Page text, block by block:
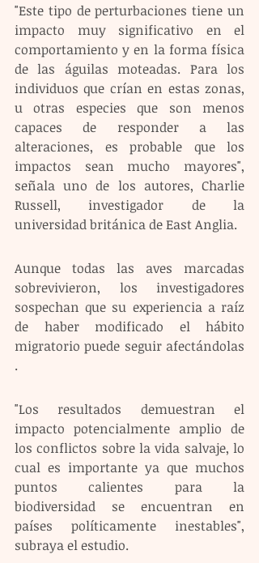
"Este tipo de perturbaciones tiene un
impacto muy significativo en el
comportamiento y en la forma física
de las águilas moteadas. Para los
individuos que crían en estas zonas,
u otras especies que son menos
capaces de responder a las
alteraciones, es probable que los
impactos sean mucho mayores",
señala uno de los autores, Charlie
Russell, investigador de la
universidad británica de East Anglia.
Aunque todas las aves marcadas
sobrevivieron, los investigadores
sospechan que su experiencia a raíz
de haber modificado el hábito
migratorio puede seguir afectándolas
.
"Los resultados demuestran el
impacto potencialmente amplio de
los conflictos sobre la vida salvaje, lo
cual es importante ya que muchos
puntos calientes para la
biodiversidad se encuentran en
países políticamente inestables",
subraya el estudio.